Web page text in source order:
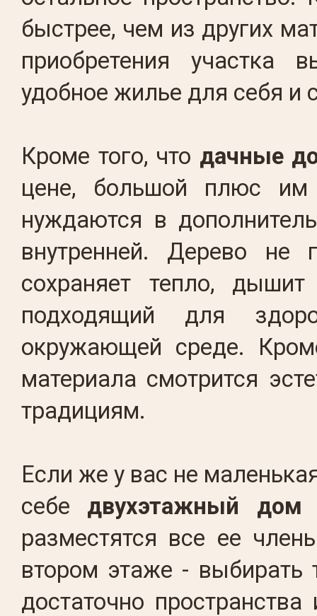
быстрее, чем из других
приобретения участка
удобное жилье для себя и
Кроме того, что дачные
цене, большой плюс
нуждаются в
внутренней. Дерево не
сохраняет тепло,
подходящий для
окружающей среде.
материала смотрится
традициям.
Если же у вас не
себе двухэтажный
разместятся все ее
втором этаже -
достаточно